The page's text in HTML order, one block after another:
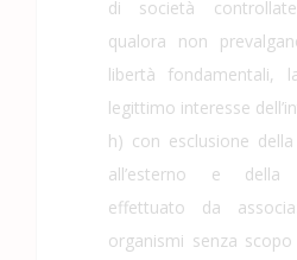
di società
qualora non
libertà fondamentali,
legittimo interesse
h) con esclusione
all’esterno e della
effettuato da
organismi senza